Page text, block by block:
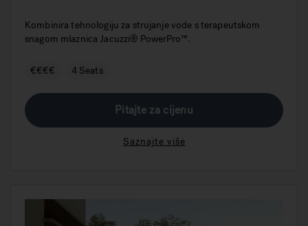
Kombinira tehnologiju za strujanje vode s terapeutskom
snagom mlaznica Jacuzzi® PowerPro™.
€€€€ 4 Seats
Pitajte za cijenu
Saznajte više